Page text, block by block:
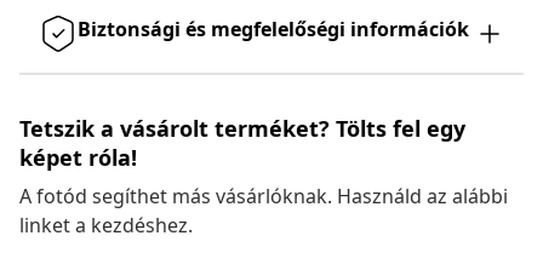
Biztonsági és megfelelőségi információk
Tetszik a vásárolt terméket? Tölts fel egy
képet róla!
A fotód segíthet más vásárlóknak. Használd az alábbi
linket a kezdéshez.